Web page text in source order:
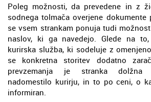
Poleg možnosti, da prevedene in z
sodnega tolmača overjene dokumente
se vsem strankam ponuja tudi
naslov, ki ga navedejo. Glede na
kurirska služba, ki sodeluje z
se konkretna storitev dodatno
prevzemanja je stranka dolžna
nadomestilo kurirju, in to po ceni, o
informiran.